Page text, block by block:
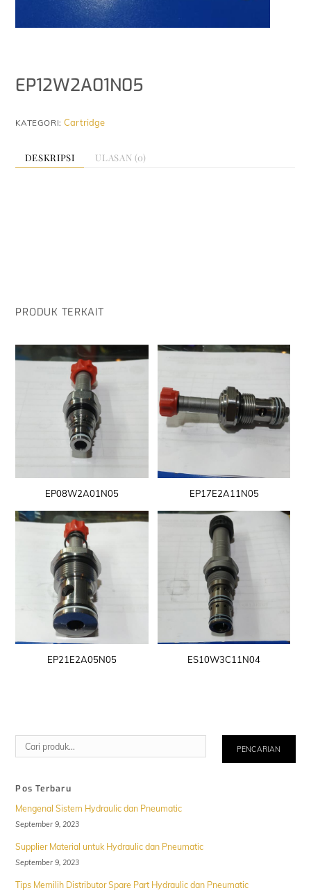
EP12W2A01N05
KATEGORI:Cartridge
DESKRIPSI ULASAN (0)
PRODUK TERKAIT
EP08W2A01N05 EP17E2A11N05
EP21E2A05N05 ES10W3C11N04
Cari
PENCARIAN
Pos Terbaru
Mengenal Sistem Hydraulic dan Pneumatic
September 9, 2023
Supplier Material untuk Hydraulic dan Pneumatic
September 9, 2023
Tips Memilih Distributor Spare Part Hydraulic dan Pneumatic